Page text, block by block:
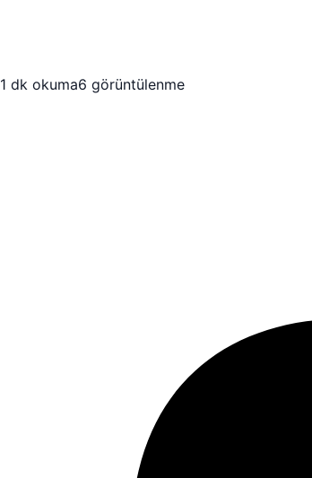
1 dk okuma6 görüntülenme